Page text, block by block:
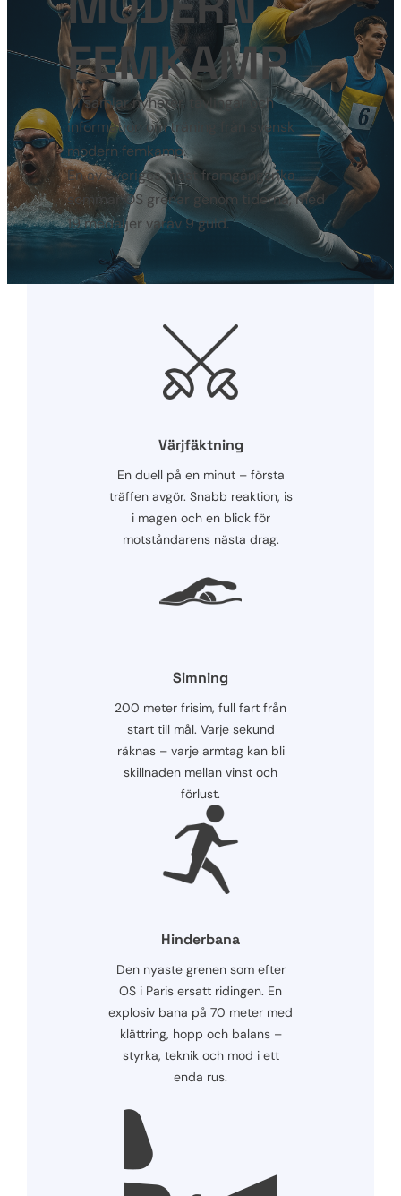
FEMKAMP
Vi samlar nyheter, tävlingar och
information om träning från svensk
modern femkamp.
En av Sveriges mest framgångsrika
sommar OS grenar genom tiderna, med
19 medaljer varav 9 guld.
Värjfäktning
En duell på en minut – första
träffen avgör. Snabb reaktion, is
i magen och en blick för
motståndarens nästa drag.
Simning
200 meter frisim, full fart från
start till mål. Varje sekund
räknas – varje armtag kan bli
skillnaden mellan vinst och
förlust.
Hinderbana
Den nyaste grenen som efter
OS i Paris ersatt ridingen. En
explosiv bana på 70 meter med
klättring, hopp och balans –
styrka, teknik och mod i ett
enda rus.